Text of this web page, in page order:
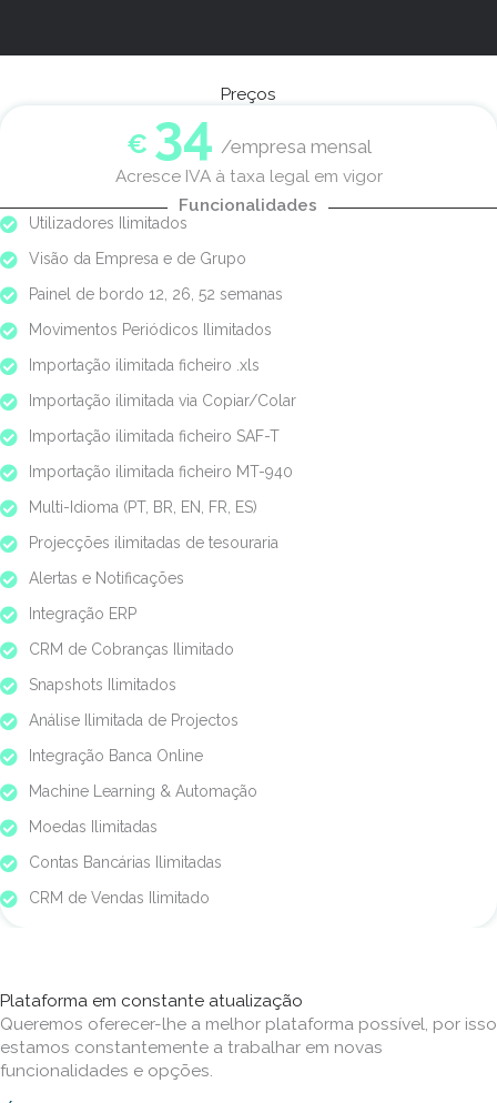
Preços
€ 34 /empresa mensal
Acresce IVA à taxa legal em vigor
Funcionalidades
Utilizadores Ilimitados
Visão da Empresa e de Grupo
Painel de bordo 12, 26, 52 semanas
Movimentos Periódicos Ilimitados
Importação ilimitada ficheiro .xls
Importação ilimitada via Copiar/Colar
Importação ilimitada ficheiro SAF-T
Importação ilimitada ficheiro MT-940
Multi-Idioma (PT, BR, EN, FR, ES)
Projecções ilimitadas de tesouraria
Alertas e Notificações
Integração ERP
CRM de Cobranças Ilimitado
Snapshots Ilimitados
Análise Ilimitada de Projectos
Integração Banca Online
Machine Learning & Automação
Moedas Ilimitadas
Contas Bancárias Ilimitadas
CRM de Vendas Ilimitado
Plataforma em constante atualização
Queremos oferecer-lhe a melhor plataforma possível, por isso
estamos constantemente a trabalhar em novas
funcionalidades e opções.